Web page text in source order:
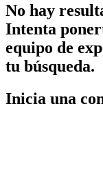
No hay
Intenta
equipo de
tu búsqueda.
Inicia una